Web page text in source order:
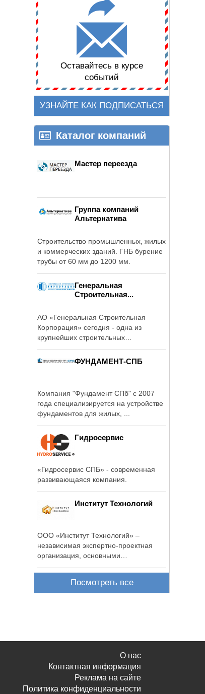
Оставайтесь в курсе
событий
УЗНАЙТЕ КАК ПОДПИСАТЬСЯ
Каталог компаний
Мастер переезда
Группа компаний
Альтернатива
Cтроительство промышленных, жилых
и коммерческих зданий. ГНБ бурение
трубы от 60 мм до 1200 мм.
Генеральная
Строительная...
АО «Генеральная Строительная
Корпорация» сегодня - одна из
крупнейших строительных
ФУНДАМЕНТ-СПБ
Компания "Фундамент СПб" с 2007
года специализируется на устройстве
фундаментов для жилых, ...
Гидросервис
«Гидросервис СПБ» - современная
развивающаяся компания.
Институт Технологий
ООО «Институт Технологий» –
независимая экспертно-проектная
организация, основными
Посмотреть все
О нас
Контактная информация
Реклама на сайте
Политика конфиденциальности